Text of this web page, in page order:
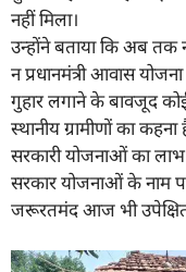
नहीं मिला।
उन्होंने बताया कि अब
न प्रधानमंत्री आवास
गुहार लगाने के बावजूद
स्थानीय ग्रामीणों का
सरकारी योजनाओं का
सरकार योजनाओं के नाम
जरूरतमंद आज भी